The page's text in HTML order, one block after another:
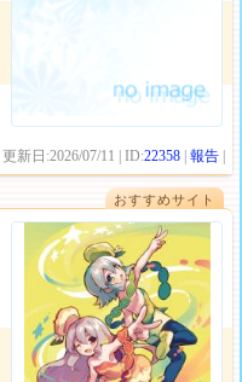
| 更新日:2026/07/11 | ID:22358 |報告
おすすめサイト